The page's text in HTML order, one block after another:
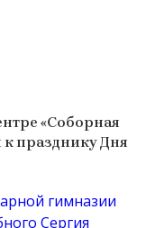
«Соборная
к празднику Дня